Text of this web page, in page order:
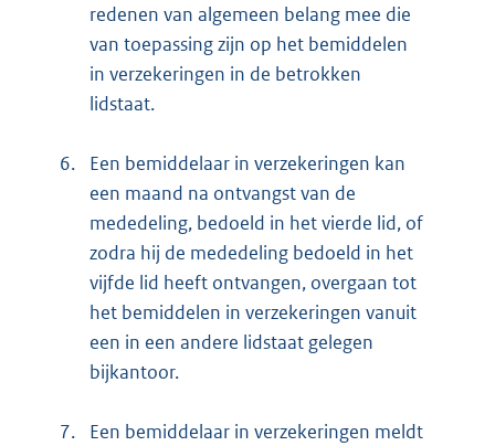
redenen van algemeen belang mee die
van toepassing zijn op het bemiddelen
in verzekeringen in de betrokken
lidstaat.
6.
Een bemiddelaar in verzekeringen kan
een maand na ontvangst van de
mededeling, bedoeld in het vierde lid, of
zodra hij de mededeling bedoeld in het
vijfde lid heeft ontvangen, overgaan tot
het bemiddelen in verzekeringen vanuit
een in een andere lidstaat gelegen
bijkantoor.
7.
Een bemiddelaar in verzekeringen meldt